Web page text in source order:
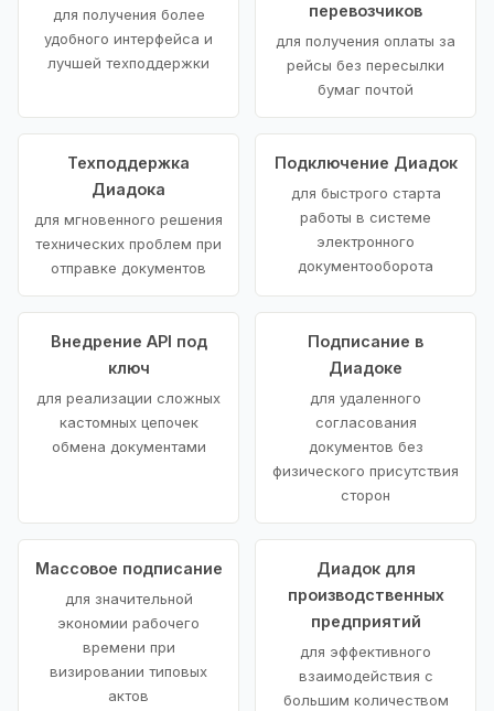
для получения более
удобного интерфейса и
лучшей техподдержки
перевозчиков
для получения оплаты за
рейсы без пересылки
бумаг почтой
Техподдержка
Диадока
для мгновенного решения
технических проблем при
отправке документов
Подключение Диадок
для быстрого старта
работы в системе
электронного
документооборота
Внедрение API под
ключ
для реализации сложных
кастомных цепочек
обмена документами
Подписание в
Диадоке
для удаленного
согласования
документов без
физического присутствия
сторон
Массовое подписание
для значительной
экономии рабочего
времени при
визировании типовых
актов
Диадок для
производственных
предприятий
для эффективного
взаимодействия с
большим количеством